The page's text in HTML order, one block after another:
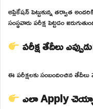
అప్లికేషన్ పెట్టుకున్న తర్వాత
సంస్థవారు పరీక్ష పెట్టడం
పరీక్ష తేదీలు
ఈ పరీక్షలకు సంబందించిన తేదీలు
ఎలా Apply